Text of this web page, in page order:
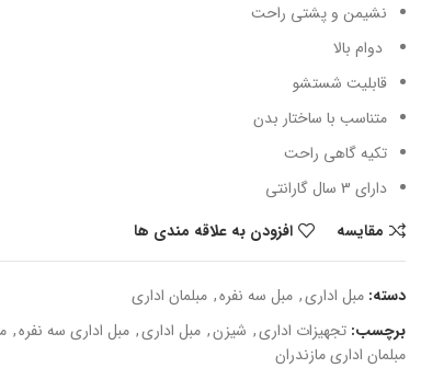
نشیمن و پشتی راحت
دوام بالا
قابلیت شستشو
متناسب با ساختار بدن
تکیه گاهی راحت
دارای 3 سال گارانتی
مقایسه
افزودن به علاقه مندی ها
دسته: مبل اداری, مبل سه نفره, مبلمان اداری
برچسب: تجهیزات اداری, شیزن, مبل اداری, مبل اداری سه نفره,
مبلمان اداری مازندران